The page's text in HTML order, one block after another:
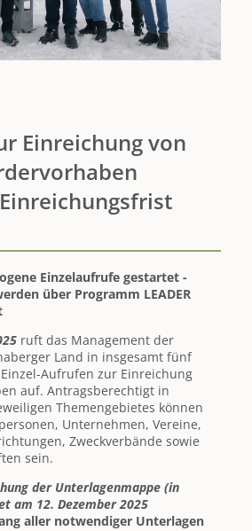
Einreichung von
Einzelaufrufe gestartet -
über Programm LEADER
ruft das Management der
Land in insgesamt fünf
Aufrufen zur Einreichung
auf. Antragsberechtigt in
Themengebietes können
Unternehmen, Vereine,
Zweckverbände sowie
sein.
der Unterlagenmappe (in
am 12. Dezember 2025
aller notwendiger Unterlagen